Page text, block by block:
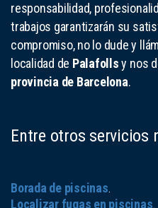
responsabilidad,
trabajos garantizarán su
compromiso, no lo dude y
localidad de Palafollsy nos
provincia de Barcelona.
Entre otros servicios
Borada de piscinas.
Localizar fugas en piscinas.